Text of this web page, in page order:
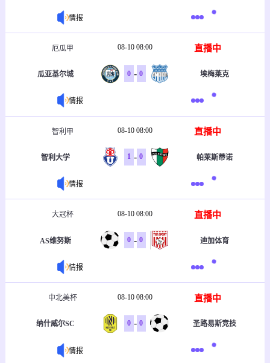
情报
厄瓜甲 08-10 08:00 直播中
瓜亚基尔城 0 - 0 埃梅莱克
情报
智利甲 08-10 08:00 直播中
智利大学 1 - 0 帕莱斯蒂诺
情报
大冠杯 08-10 08:00 直播中
AS维努斯 0 - 0 迪加体育
情报
中北美杯 08-10 08:00 直播中
纳什威尔SC 0 - 0 圣路易斯竞技
情报